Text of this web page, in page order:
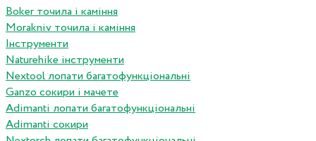
Boker точила і каміння
Morakniv точила і каміння
Інструменти
Naturehike інструменти
Nextool лопати багатофункціональні
Ganzo сокири і мачете
Adimanti лопати багатофункціональні
Adimanti сокири